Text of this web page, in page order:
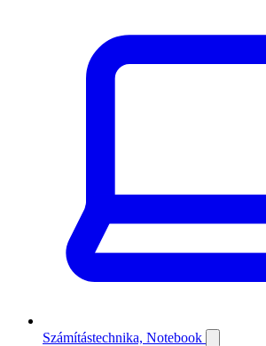
Számítástechnika, Notebook